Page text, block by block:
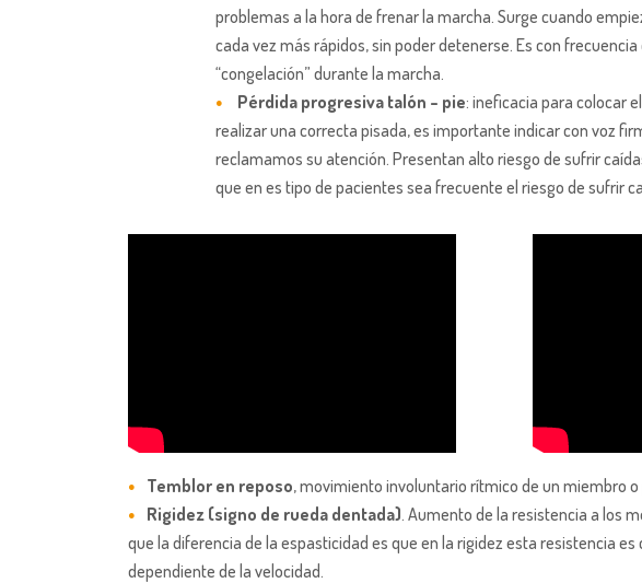
problemas a la hora de frenar la marcha. Surge cuando
cada vez más rápidos, sin poder detenerse. Es con
“congelación” durante la marcha.
Pérdida progresiva talón – pie: ineficacia para colocar
realizar una correcta pisada, es importante indicar con voz
reclamamos su atención. Presentan alto riesgo de sufrir
que en es tipo de pacientes sea frecuente el riesgo de sufrir
Temblor en reposo, movimiento involuntario rítmico de un miembro o
Rigidez (signo de rueda dentada) . Aumento de la resistencia a los
que la diferencia de la espasticidad es que en la rigidez esta resistencia
dependiente de la velocidad.